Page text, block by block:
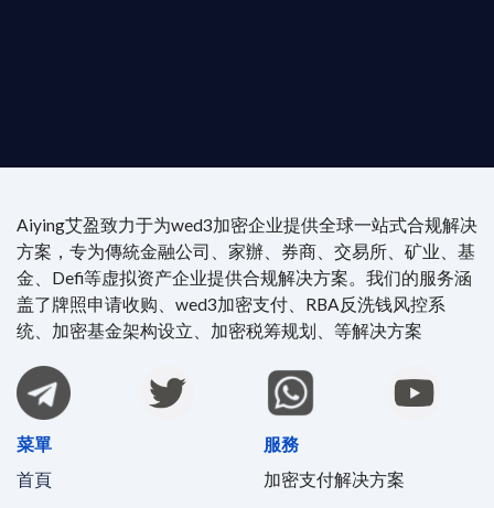
Aiying艾盈致力于为wed3加密企业提供全球一站式合规解决
方案，专为傳統金融公司、家辦、券商、交易所、矿业、基
金、Defi等虚拟资产企业提供合规解决方案。我们的服务涵
盖了牌照申请收购、wed3加密支付、RBA反洗钱风控系
统、加密基金架构设立、加密税筹规划、等解决方案
菜單
首頁
服務
加密支付解决方案